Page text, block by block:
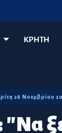
ΚΡΗΤΗ
26 Νοεμβρίου